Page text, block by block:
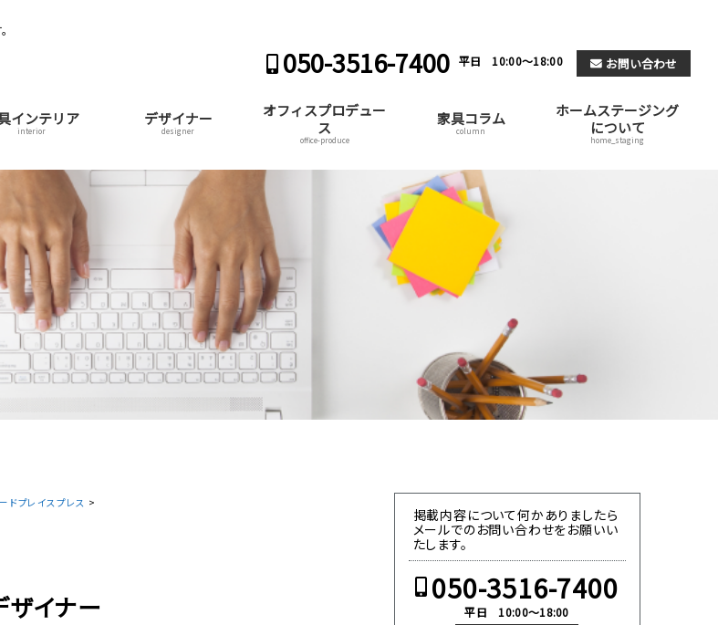
050-3516-7400 平日 10:00～18:00 お問い合わせ
インテリア
interior
デザイナー
designer
オフィスプロデュー
ス
office-produce
家具コラム
column
ホームステージング
について
home_staging
ドプレイスプレス >
ザイナー
掲載内容について何かありましたら
メールでのお問い合わせをお願いい
たします。
050-3516-7400
平日 10:00～18:00